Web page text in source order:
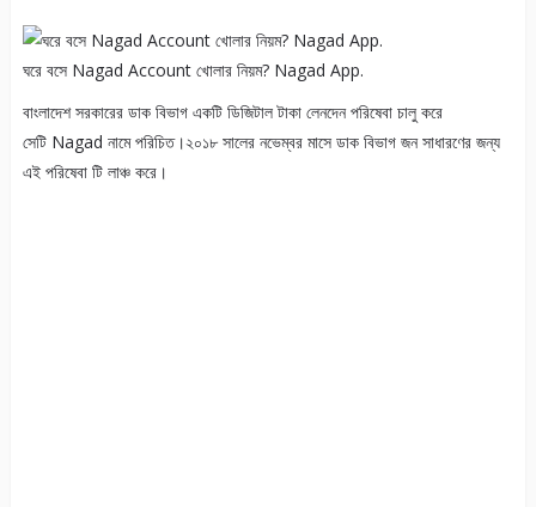
ঘরে বসে Nagad Account খোলার নিয়ম? Nagad App.
বাংলাদেশ সরকারের ডাক বিভাগ একটি ডিজিটাল টাকা লেনদেন পরিষেবা চালু করে
সেটি Nagad নামে পরিচিত।২০১৮ সালের নভেম্বর মাসে ডাক বিভাগ জন সাধারণের জন্য
এই পরিষেবা টি লাঞ্চ করে।